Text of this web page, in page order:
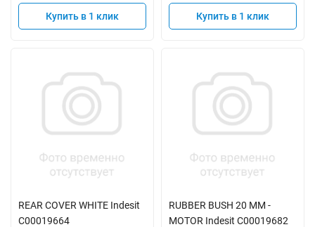
Купить в 1 клик Купить в 1 клик
REAR COVER WHITE Indesit
C00019664
RUBBER BUSH 20 MM -
MOTOR Indesit C00019682